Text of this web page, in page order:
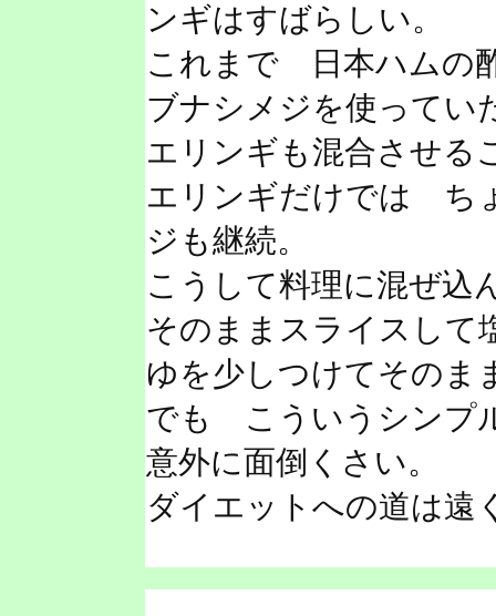
ンギはすばらしい。
これまで 日本ハムの
ブナシメジを使ってい
エリンギも混合させる
エリンギだけでは ち
ジも継続。
こうして料理に混ぜ込
そのままスライスし
ゆを少しつけてそのま
でも こういうシンプ
意外に面倒くさい。
ダイエットへの道は遠